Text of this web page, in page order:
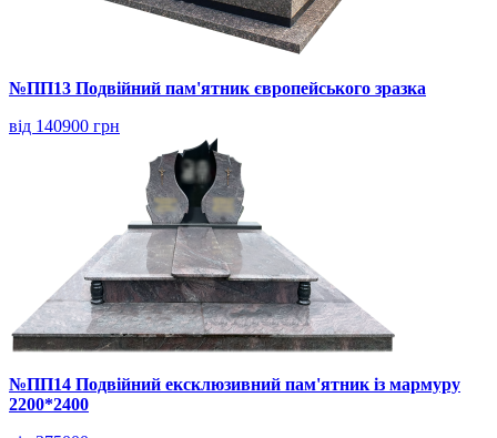
№ПП13 Подвійний пам'ятник європейського зразка
від 140900 грн
№ПП14 Подвійний ексклюзивний пам'ятник із мармуру
2200*2400